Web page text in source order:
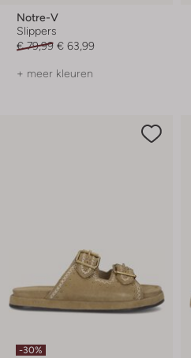
Notre-V
Slippers
€ 79,99 € 63,99
+ meer kleuren
-30%